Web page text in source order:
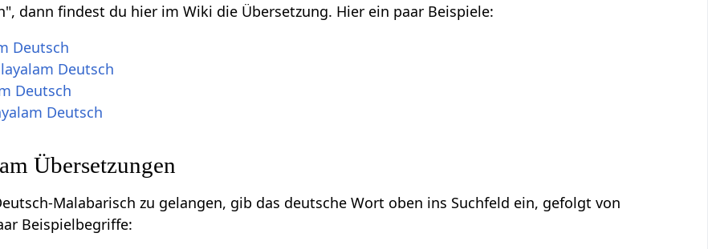
dann findest du hier im Wiki die Übersetzung. Hier ein paar Beispiele:
Deutsch
Deutsch
Deutsch
Deutsch
Übersetzungen
Malabarisch zu gelangen, gib das deutsche Wort oben ins Suchfeld ein, gefolgt von
Beispielbegriffe: